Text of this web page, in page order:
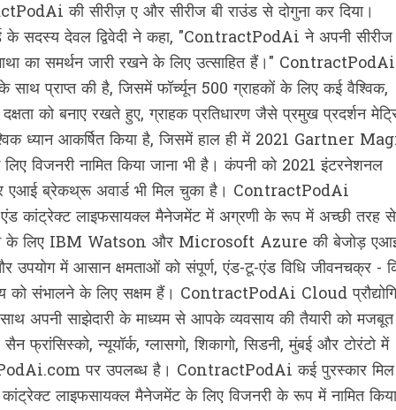
की सीरीज़ ए और सीरीज बी राउंड से दोगुना कर दिया।
सदस्य देवल द्विवेदी ने कहा, "ContractPodAi ने अपनी सीरीज
का समर्थन जारी रखने के लिए उत्साहित हैं।"
साथ प्राप्‍त की है, जिसमें फॉर्च्यून 500 ग्राहकों के लिए कई वैश्विक,
को बनाए रखते हुए, ग्राहक प्रतिधारण जैसे प्रमुख प्रदर्शन
ध्यान आकर्षित किया है, जिसमें हाल ही में 2021 Gartner
विजनरी नामित किया जाना भी है। कंपनी को 2021 इंटरनेशनल
एआई ब्रेकथ्रू अवार्ड भी मिल चुका है। ContractPodAi
लाइफसायक्‍ल मैनेजमेंट में अग्रणी के रूप में अच्छी तरह से
के लिए IBM Watson और Microsoft Azure की बेजोड़
में आसान क्षमताओं को संपूर्ण, एंड-टू-एंड विधि जीवनचक्र -
को संभालने के लिए सक्षम हैं। ContractPodAi Cloud
अपनी साझेदारी के माध्यम से आपके व्यवसाय की तैयारी को मजबूत
न्यूयॉर्क, ग्लासगो, शिकागो, सिडनी, मुंबई और टोरंटो में
पर उपलब्‍ध है। ContractPodAi कई पुरस्कार
लाइफसायक्‍ल मैनेजमेंट के लिए विजनरी के रूप में नामित किया